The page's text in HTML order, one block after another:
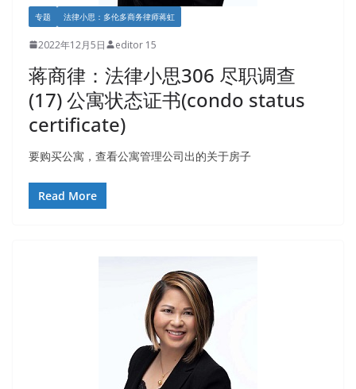
专题 法律小思：多伦多商务律师蒋虹
2022年12月5日 editor 15
蒋商律：法律小思306 尽职调查
(17) 公寓状态证书(condo status
certificate)
要购买公寓，查看公寓管理公司出的关于房子
Read More